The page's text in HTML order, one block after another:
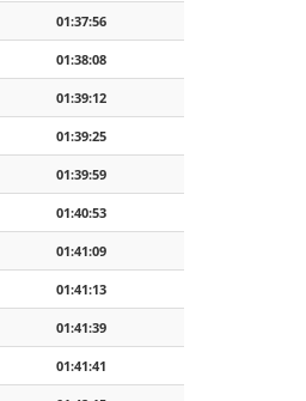
01:37:56
01:38:08
01:39:12
01:39:25
01:39:59
01:40:53
01:41:09
01:41:13
01:41:39
01:41:41